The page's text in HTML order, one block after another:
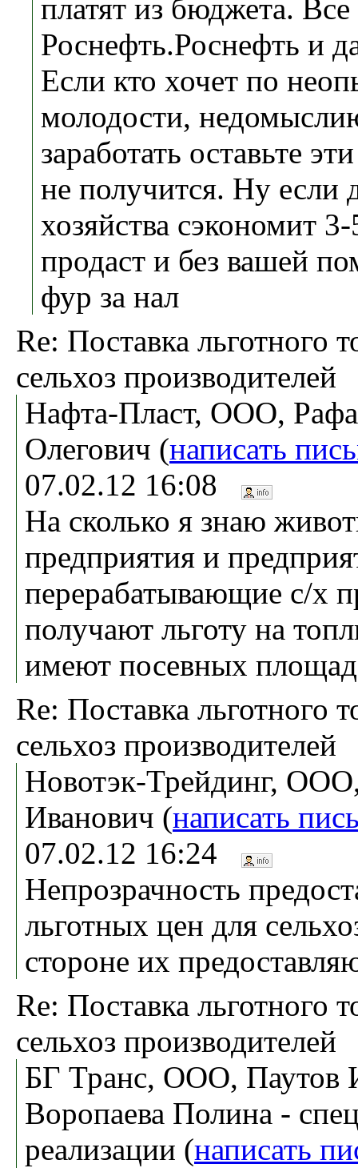
платят из бюджета.
Роснефть.Роснефть и
Если кто хочет по
молодости,
заработать оставьте
не получится. Ну если
хозяйства сэкономит
продаст и без вашей
фур за нал
Re: Поставка льготного
сельхоз производителей
Нафта-Пласт, ООО,
Олегович (написать
07.02.12 16:08
На сколько я знаю
предприятия и
перерабатывающие с/х
получают льготу на
имеют посевных
Re: Поставка льготного
сельхоз производителей
Новотэк-Трейдинг,
Иванович (написать
07.02.12 16:24
Непрозрачность
льготных цен для
стороне их
Re: Поставка льготного
сельхоз производителей
БГ Транс, ООО, Паутов
Воропаева Полина -
реализации (написать